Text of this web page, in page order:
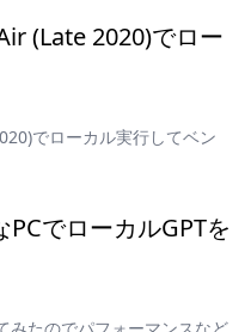
(Late 2020)でロー
でローカル実行してベン
でローカルGPTを